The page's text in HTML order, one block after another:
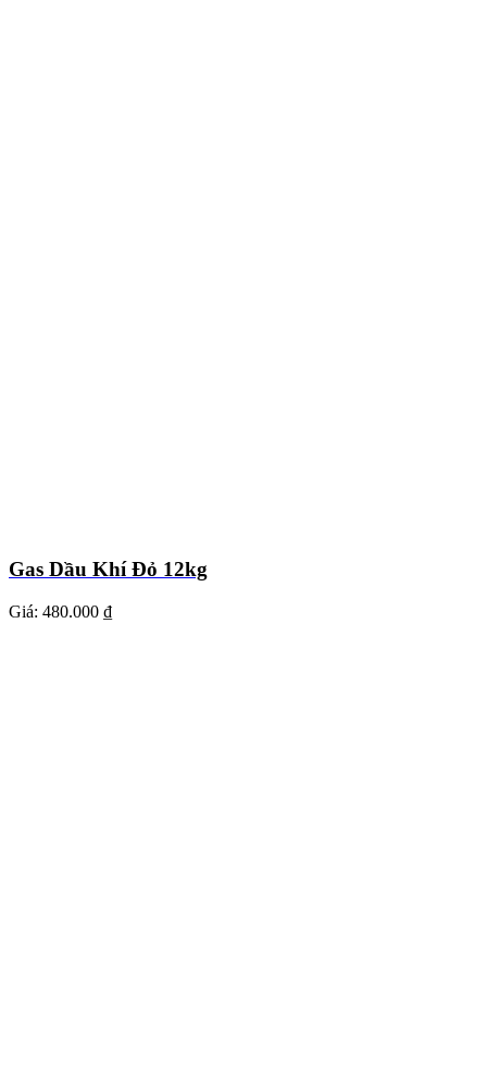
Gas Dầu Khí Đỏ 12kg
Giá: 480.000 ₫